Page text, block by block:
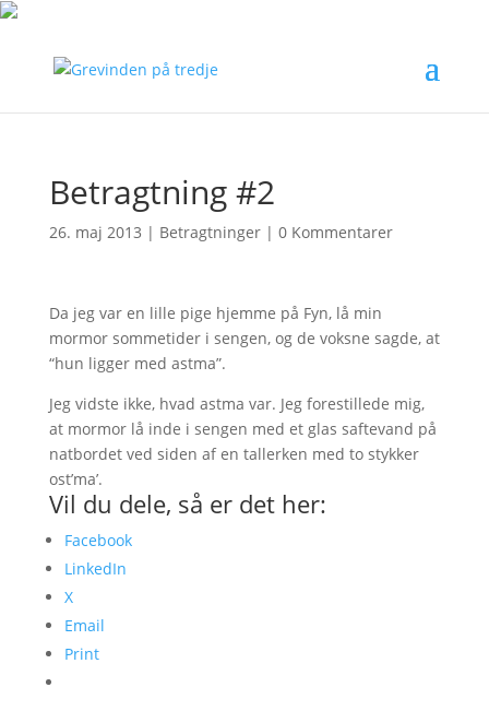
Betragtning #2
26. maj 2013 | Betragtninger| 0 Kommentarer
Da jeg var en lille pige hjemme på Fyn, lå min
mormor sommetider i sengen, og de voksne sagde, at
“hun ligger med astma”.
Jeg vidste ikke, hvad astma var. Jeg forestillede mig,
at mormor lå inde i sengen med et glas saftevand på
natbordet ved siden af en tallerken med to stykker
ost’ma’.
Vil du dele, så er det her:
Facebook
LinkedIn
X
Email
Print